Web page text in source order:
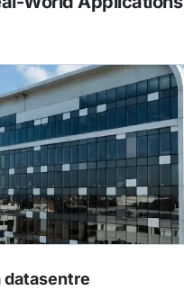
datasentre